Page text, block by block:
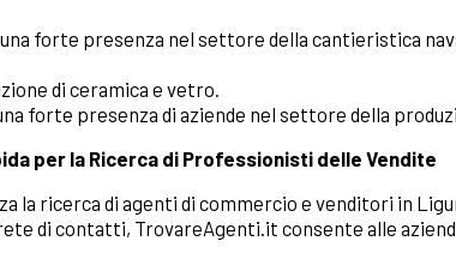
forte presenza nel settore della cantieristica
di ceramica e vetro.
forte presenza di aziende nel settore della
per la Ricerca di Professionisti delle Vendite
la ricerca di agenti di commercio e venditori in
di contatti, TrovareAgenti.it consente alle